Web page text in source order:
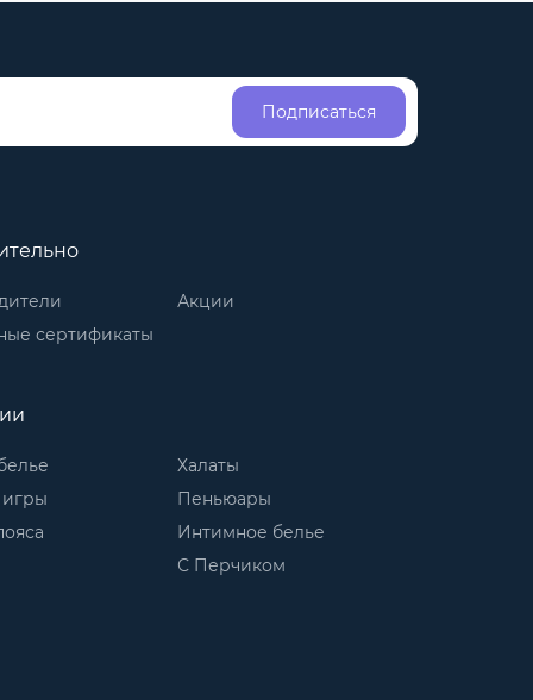
Подписаться
сертификаты
Акции
Халаты
Пеньюары
Интимное белье
С Перчиком